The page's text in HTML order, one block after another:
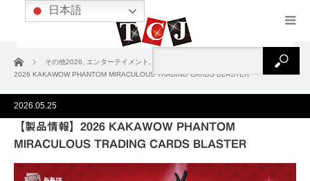
ホーム その他2026 エンターテイメント
【製品情報】
2026 KAKAWOW PHANTOM MIRACULOUS TRADING CARDS BLASTER
2026.05.25
【製品情報】2026 KAKAWOW PHANTOM
MIRACULOUS TRADING CARDS BLASTER
日本語